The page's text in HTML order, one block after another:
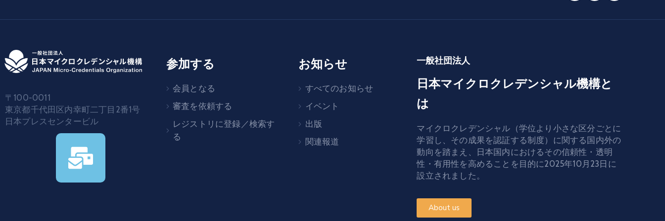
〒100-0011
東京都千代田区内幸町二丁目2番1号
日本プレスセンタービル
参加する
会員となる
審査を依頼する
レジストリに登録／検索す
る
お知らせ
すべてのお知らせ
イベント
出版
関連報道
一般社団法人
日本マイクロクレデンシャル機構と
は
マイクロクレデンシャル（学位より小さな区分ごとに
学習し、その成果を認証する制度）に関する国内外の
動向を踏まえ、日本国内におけるその信頼性・透明
性・有用性を高めることを目的に2025年10月23日に
設立されました。
About us